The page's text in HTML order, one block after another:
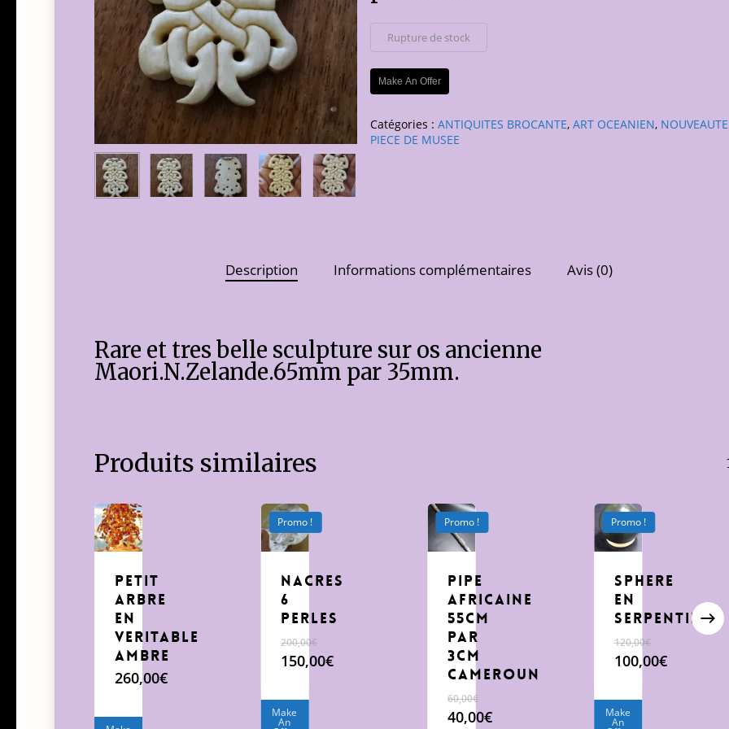
Rupture de stock
Make An Offer
Catégories :ANTIQUITES BROCANTE,ART OCEANIEN,
PIECE DE MUSEE
Description Informations complémentaires Avis (0)
Rare et tres belle sculpture sur os ancienne
Maori.N.Zelande.65mm par 35mm.
Produits similaires
Petit
arbre
en
veritable
Ambre
260,00€
Promo !
Nacres
6
perles
200,00€
Le
initial
était :
150,00€
prix
actuel
Make
An
Promo !
pipe
africaine
55cm
par
3cm
Cameroun
60,00€
Le
40,00€
Promo !
sphere
en
serpentine
120,00€
Le
initial
était :
100,00€
prix
actuel
Make
An